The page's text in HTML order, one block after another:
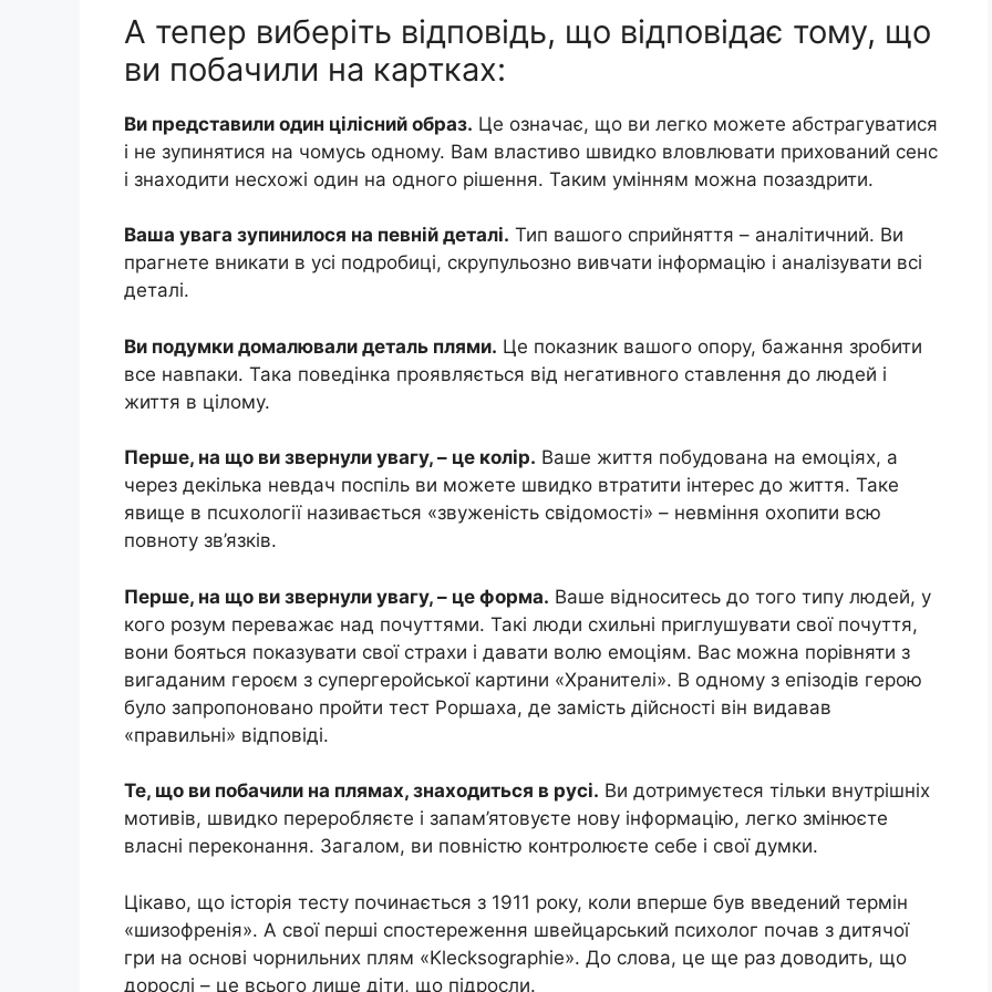
А тепер виберіть відповідь, що відповідає тому, що
ви побачили на картках:
Ви представили один цілісний образ. Це означає, що ви легко можете абстрагуватися
і не зупинятися на чомусь одному. Вам властиво швидко вловлювати прихований сенс
і знаходити несхожі один на одного рішення. Таким умінням можна позаздрити.
Ваша увага зупинилося на певній деталі. Тип вашого сприйняття – аналітичний. Ви
прагнете вникати в усі подробиці, скрупульозно вивчати інформацію і аналізувати всі
деталі.
Ви подумки домалювали деталь плями. Це показник вашого опору, бажання зробити
все навпаки. Така поведінка проявляється від негативного ставлення до людей і
життя в цілому.
Перше, на що ви звернули увагу, – це колір. Ваше життя побудована на емоціях, а
через декілька невдач поспіль ви можете швидко втратити інтерес до життя. Таке
явище в псuхології називається «звуженість свідомості» – невміння охопити всю
повноту зв’язків.
Перше, на що ви звернули увагу, – це форма. Ваше відноситесь до того типу людей, у
кого розум переважає над почуттями. Такі люди схильні приглушувати свої почуття,
вони бояться показувати свої стpахи і давати волю емоціям. Вас можна порівняти з
вигаданим героєм з супергеройської картини «Хранителі». В одному з епізодів герою
було запропоновано пройти тест Роршаха, де замість дійсності він видавав
«правильні» відповіді.
Те, що ви побачили на плямах, знаходиться в русі. Ви дотримуєтеся тільки внутрішніх
мотивів, швидко переробляєте і запам’ятовуєте нову інформацію, легко змінюєте
власні переконання. Загалом, ви повністю контролюєте себе і свої думки.
Цікаво, що історія тесту починається з 1911 року, коли вперше був введений термін
«шизофpенія». А свої перші спостереження швейцарський психолог почав з дитячої
гри на основі чорнильних плям «Klecksographie». До слова, це ще раз доводить, що
дорослі – це всього лише діти, що підросли.